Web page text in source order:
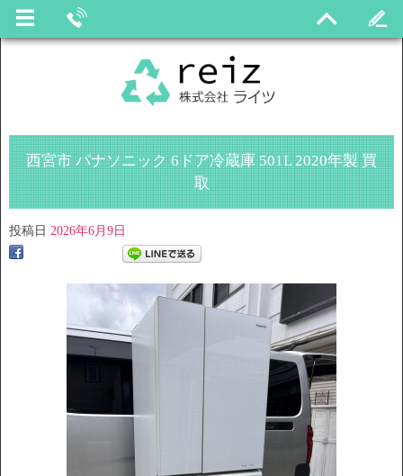
西宮市 パナソニック 6ドア冷蔵庫 501L 2020年製 買
取
投稿日 2026年6月9日